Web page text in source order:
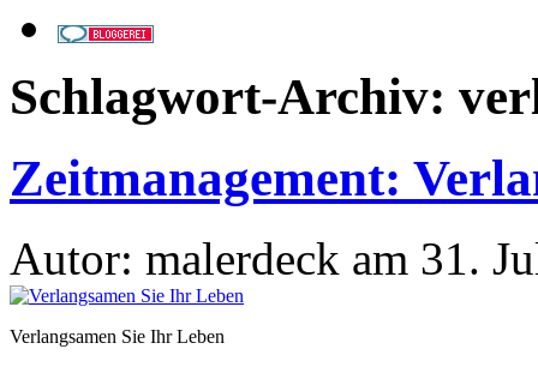
Schlagwort-Archiv:
Zeitmanagement:
Autor: malerdeck am 31.
Verlangsamen Sie Ihr Leben